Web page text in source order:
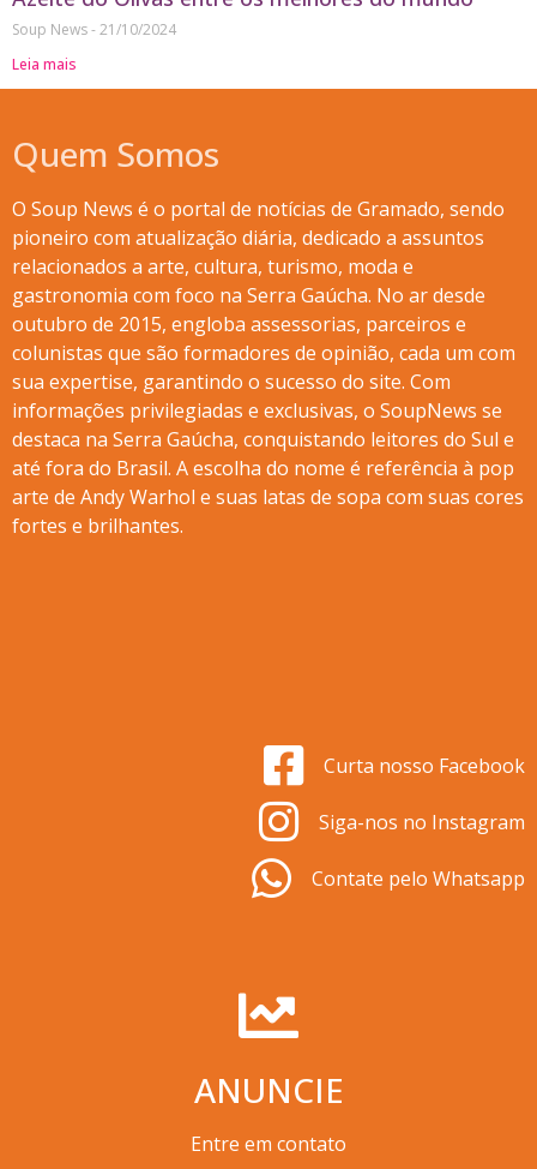
Soup News 21/10/2024
Leia mais
Quem Somos
O Soup News é o portal de notícias de Gramado, sendo
pioneiro com atualização diária, dedicado a assuntos
relacionados a arte, cultura, turismo, moda e
gastronomia com foco na Serra Gaúcha. No ar desde
outubro de 2015, engloba assessorias, parceiros e
colunistas que são formadores de opinião, cada um com
sua expertise, garantindo o sucesso do site. Com
informações privilegiadas e exclusivas, o SoupNews se
destaca na Serra Gaúcha, conquistando leitores do Sul e
até fora do Brasil. A escolha do nome é referência à pop
arte de Andy Warhol e suas latas de sopa com suas cores
fortes e brilhantes.
Curta nosso Facebook
Siga-nos no Instagram
Contate pelo Whatsapp
ANUNCIE
Entre em contato